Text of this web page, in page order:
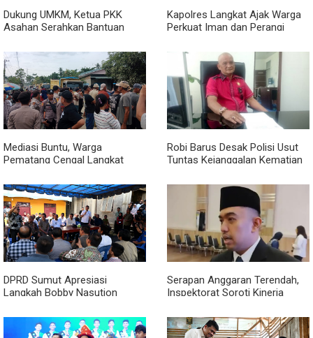
Dukung UMKM, Ketua PKK
Asahan Serahkan Bantuan
Sentang
Kapolres Langkat Ajak Warga
Perkuat Iman dan Perangi
Curhat
Mediasi Buntu, Warga
Pematang Cengal Langkat
Robi Barus Desak Polisi Usut
Tuntas Kejanggalan Kematian
Minta Otopsi Ulang
DPRD Sumut Apresiasi
Langkah Bobby Nasution
Dinilai Percepat Pembangunan
Serapan Anggaran Terendah,
Inspektorat Soroti Kinerja